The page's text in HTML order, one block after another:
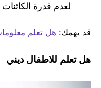
لعدم قدرة
قد يهمك: هل تعلم
هل تعلم للاطفال ديني